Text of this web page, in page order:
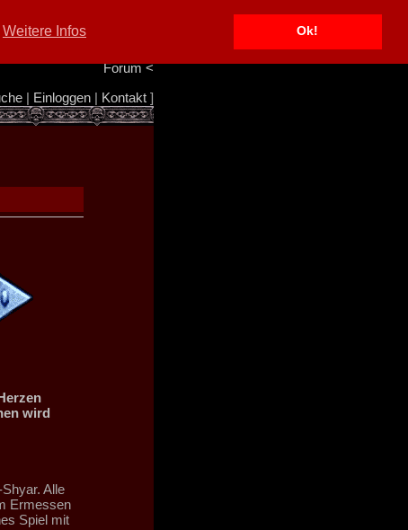
Weitere Infos Ok!
Info/Impressum
Forum<
| Einloggen| Kontakt]
wird
Alle
Ermessen
Spiel mit